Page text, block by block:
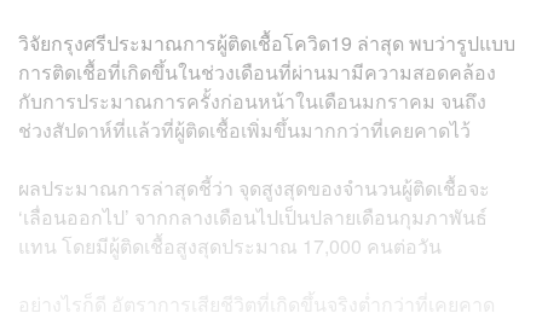
วิจัยกรุงศรีประมาณการผู้ติดเชื้อโควิด19 ล่าสุด พบว่ารูปแบบ
การติดเชื้อที่เกิดขึ้นในช่วงเดือนที่ผ่านมามีความสอดคล้อง
กับการประมาณการครั้งก่อนหน้าในเดือนมกราคม จนถึง
ช่วงสัปดาห์ที่แล้วที่ผู้ติดเชื้อเพิ่มขึ้นมากกว่าที่เคยคาดไว้
ผลประมาณการล่าสุดชี้ว่า จุดสูงสุดของจำนวนผู้ติดเชื้อจะ
‘เลื่อนออกไป’ จากกลางเดือนไปเป็นปลายเดือนกุมภาพันธ์
แทน โดยมีผู้ติดเชื้อสูงสุดประมาณ 17,000 คนต่อวัน
อย่างไรก็ดี อัตราการเสียชีวิตที่เกิดขึ้นจริงต่ำกว่าที่เคยคาด